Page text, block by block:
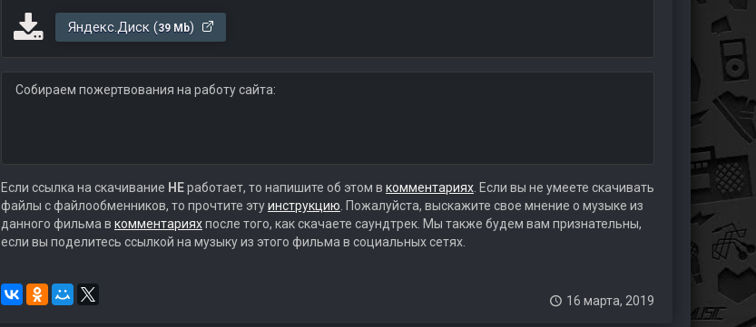
Яндекс.Диск (39 Mb)
Собираем пожертвования на работу сайта:
Если ссылка на скачивание НЕработает, то напишите об этом в комментариях. Если вы не умеете скачивать
файлы с файлообменников, то прочтите этуинструкцию . Пожалуйста, выскажите свое мнение о музыке из
данного фильма в комментарияхпосле того, как скачаете саундтрек. Мы также будем вам признательны,
если вы поделитесь ссылкой на музыку из этого фильма в социальных сетях.
16 марта, 2019